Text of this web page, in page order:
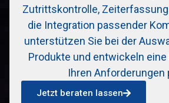
Zutrittskontrolle,
die Integration passender
unterstützen Sie bei der
Produkte und entwickeln eine
Ihren Anforderungen
Jetzt beraten lassen